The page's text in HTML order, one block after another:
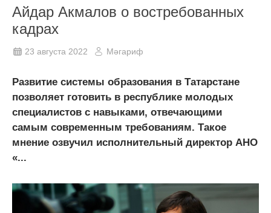
Айдар Акмалов о востребованных
кадрах
23 августа 2022 Мәгариф
Развитие системы образования в Татарстане
позволяет готовить в республике молодых
специалистов с навыками, отвечающими
самым современным требованиям. Такое
мнение озвучил исполнительный директор АНО
«...